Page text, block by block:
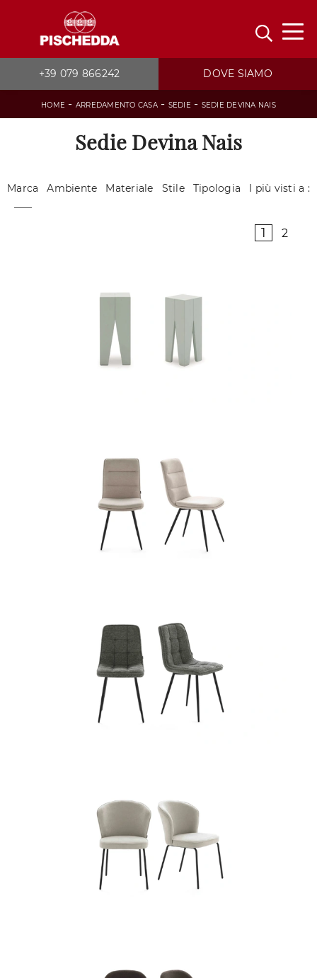
+39 079 866242 DOVE SIAMO
HOME - ARREDAMENTO CASA- SEDIE - SEDIE DEVINA NAIS
Sedie Devina Nais
Marca Ambiente Materiale Stile Tipologia I più visti a :
1 2